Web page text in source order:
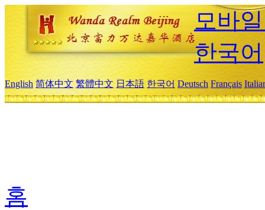
모바
한국어
English 简体中文 繁體中文 日本語 한국어 Deutsch Français
홈